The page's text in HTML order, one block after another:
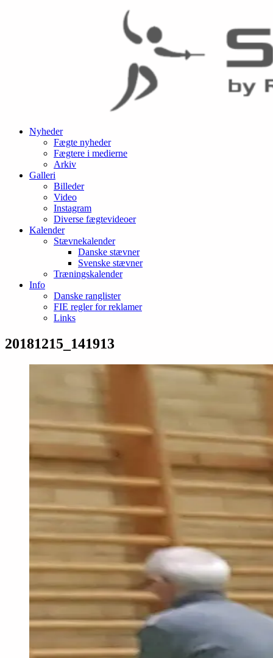
Nyheder
Fægte nyheder
Fægtere i medierne
Arkiv
Galleri
Billeder
Video
Instagram
Diverse fægtevideoer
Kalender
Stævnekalender
Danske stævner
Svenske stævner
Træningskalender
Info
Danske ranglister
FIE regler for reklamer
Links
20181215_141913